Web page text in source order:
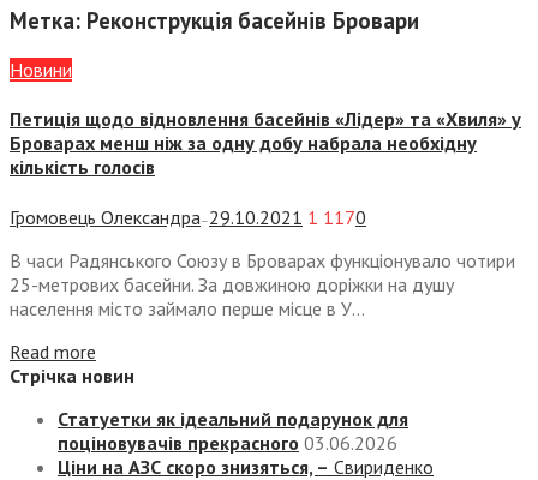
Метка: Реконструкція басейнів Бровари
Новини
Петиція щодо відновлення басейнів «Лідер» та «Хвиля» у
Броварах менш ніж за одну добу набрала необхідну
кількість голосів
Громовець Олександра — 29.10.2021 1 1170
В часи Радянського Союзу в Броварах функціонувало чотири
25-метрових басейни. За довжиною доріжки на душу
населення місто займало перше місце в У...
Read more
Стрічка новин
Статуетки як ідеальний подарунок для
поціновувачів прекрасного 03.06.2026
Ціни на АЗС скоро знизяться, – Свириденко